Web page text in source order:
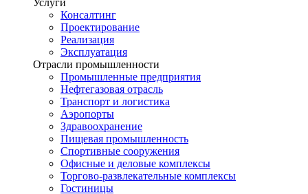
Консалтинг
Проектирование
Реализация
Эксплуатация
Отрасли промышленности
Промышленные предприятия
Нефтегазовая отрасль
Транспорт и логистика
Аэропорты
Здравоохранение
Пищевая промышленность
Спортивные сооружения
Офисные и деловые комплексы
Торгово-развлекательные комплексы
Гостиницы